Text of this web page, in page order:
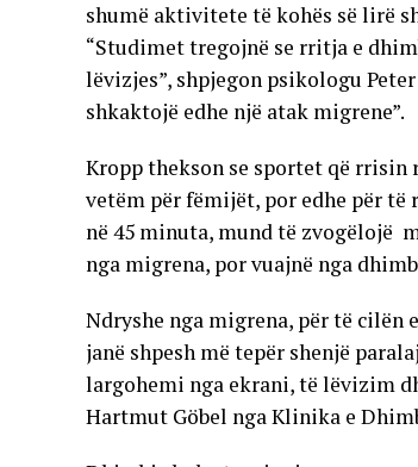
shumë aktivitete të kohës së lirë
“Studimet tregojnë se rritja e
lëvizjes”, shpjegon psikologu
shkaktojë edhe një atak migrene”.
Kropp thekson se sportet që rrisin
vetëm për fëmijët, por edhe për
në 45 minuta, mund të zvogëlojë
nga migrena, por vuajnë nga
Ndryshe nga migrena, për të
janë shpesh më tepër shenjë
largohemi nga ekrani, të lëvizim
Hartmut Göbel nga Klinika e